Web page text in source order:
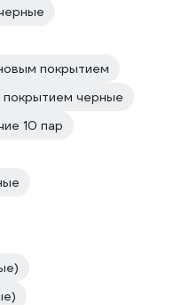
покрытием
черные
10 пар